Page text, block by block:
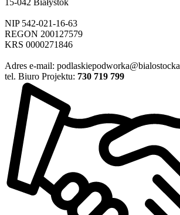
NIP 542-021-16-63
REGON 200127579
KRS 0000271846
Adres e-mail:
tel. Biuro Projektu: 730 719 799